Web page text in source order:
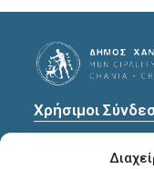
Χρήσιμοι
Προσωπικών